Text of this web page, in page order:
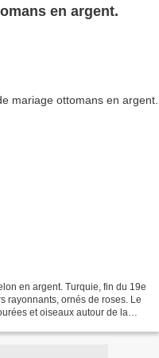
en argent.
en argent. Turquie, fin du 19e
rayonnants, ornés de roses. Le
et oiseaux autour de la